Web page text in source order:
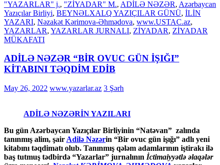
"YAZARLAR" j., "ZİYADAR" M., ADİLƏ NƏZƏR, Azərbaycan
Yazıçılar Birliyi, BEYNƏLXALQ YAZIÇILAR GÜNÜ, İLİN
YAZARI, Nəzakət Kərimova-Əhmədova, www.USTAC.az,
YAZARLAR, YAZARLAR JURNALI, ZİYADAR, ZİYADAR
MÜKAFATI
ADİLƏ NƏZƏR “BİR OVUC GÜN İŞIĞI”
KİTABINI TƏQDİM EDİB
May 26, 2022 www.yazarlar.az 3 Şərh
ADİLƏ NƏZƏRİN YAZILARI
Bu gün Azərbaycan Yazıçılar Birliyinin “Natəvan” zalında
tanınmış alim, şair Adilə Nəzərin “Bir ovuc gün işığı” adlı yeni
kitabını təqdimatı olub. Tanınmış qələm adamlarının iştirakı ilə
baş tutmuş tədbirdə “Yazarlar” jurnalının İctimaiyyətlə əlaqələr